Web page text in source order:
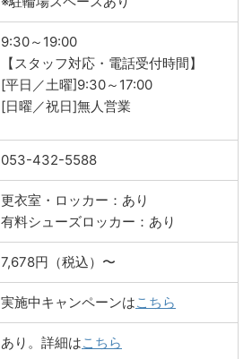
9:30～19:00
【スタッフ対応・電話受付時間】
[平日／土曜]9:30～17:00
[日曜／祝日]無人営業
053-432-5588
更衣室・ロッカー：あり
有料シューズロッカー：あり
7,678円（税込）〜
実施中キャンペーンはこちら
あり。詳細はこちら